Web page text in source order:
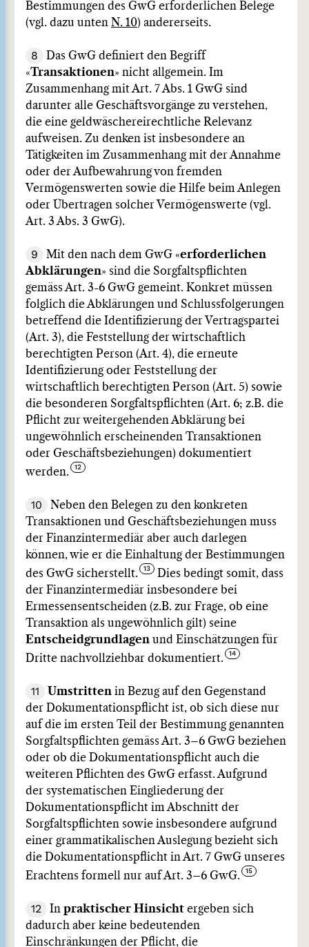
Bestimmungen des GwG erforderlichen Belege
(vgl. dazu unten N. 10) andererseits.
8
Das GwG definiert den Begriff
«Transaktionen» nicht allgemein. Im
Zusammenhang mit Art. 7 Abs. 1 GwG sind
darunter alle Geschäftsvorgänge zu verstehen,
die eine geldwäschereirechtliche Relevanz
aufweisen. Zu denken ist insbesondere an
Tätigkeiten im Zusammenhang mit der Annahme
oder der Aufbewahrung von fremden
Vermögenswerten sowie die Hilfe beim Anlegen
oder Übertragen solcher Vermögenswerte (vgl.
Art. 3 Abs. 3 GwG).
9 Mit den nach dem GwG «erforderlichen
Abklärungen» sind die Sorgfaltspflichten
gemäss Art. 3-6 GwG gemeint. Konkret müssen
folglich die Abklärungen und Schlussfolgerungen
betreffend die Identifizierung der Vertragspartei
(Art. 3), die Feststellung der wirtschaftlich
berechtigten Person (Art. 4), die erneute
Identifizierung oder Feststellung der
wirtschaftlich berechtigten Person (Art. 5) sowie
die besonderen Sorgfaltspflichten (Art. 6; z.B. die
Pflicht zur weitergehenden Abklärung bei
ungewöhnlich erscheinenden Transaktionen
oder Geschäftsbeziehungen) dokumentiert
werden.
10
Neben den Belegen zu den konkreten
Transaktionen und Geschäftsbeziehungen muss
der Finanzintermediär aber auch darlegen
können, wie er die Einhaltung der Bestimmungen
des GwG sicherstellt.
Dies bedingt somit, dass
der Finanzintermediär insbesondere bei
Ermessensentscheiden (z.B. zur Frage, ob eine
Transaktion als ungewöhnlich gilt) seine
Entscheidgrundlagen und Einschätzungen für
Dritte nachvollziehbar dokumentiert.
11 Umstritten in Bezug auf den Gegenstand
der Dokumentationspflicht ist, ob sich diese nur
auf die im ersten Teil der Bestimmung genannten
Sorgfaltspflichten gemäss Art. 3–6 GwG beziehen
oder ob die Dokumentationspflicht auch die
weiteren Pflichten des GwG erfasst. Aufgrund
der systematischen Eingliederung der
Dokumentationspflicht im Abschnitt der
Sorgfaltspflichten sowie insbesondere aufgrund
einer grammatikalischen Auslegung bezieht sich
die Dokumentationspflicht in Art. 7 GwG unseres
Erachtens formell nur auf Art. 3–6 GwG.
12 In praktischer Hinsicht ergeben sich
dadurch aber keine bedeutenden
Einschränkungen der Pflicht, die